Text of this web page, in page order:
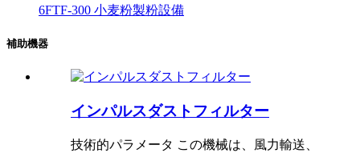
6FTF-300 小麦粉製粉設備
補助機器
インパルスダストフィルター
技術的パラメータ この機械は、風力輸送、